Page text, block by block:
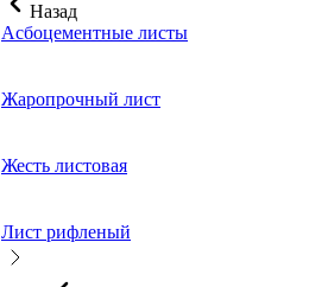
Назад
Асбоцементные листы
Жаропрочный лист
Жесть листовая
Лист рифленый